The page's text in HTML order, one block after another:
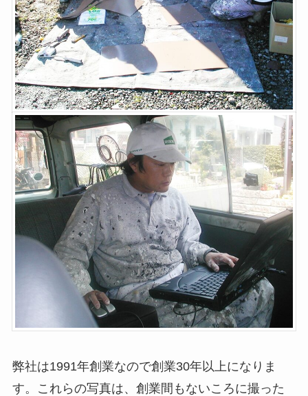
弊社は1991年創業なので創業30年以上になりま
す。これらの写真は、創業間もないころに撮った